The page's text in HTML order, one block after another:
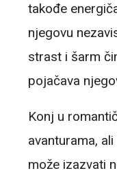
takođe
njegovu
strast i šarm
pojačava
Konj u
avanturama,
može izazvati